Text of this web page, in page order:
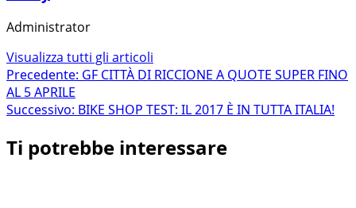
Administrator
Visualizza tutti gli articoli
Navigazione
articolo
Precedente: GF CITTÀ DI RICCIONE A QUOTE SUPER FINO
AL 5 APRILE
Successivo: BIKE SHOP TEST: IL 2017 È IN TUTTA ITALIA!
Ti potrebbe interessare